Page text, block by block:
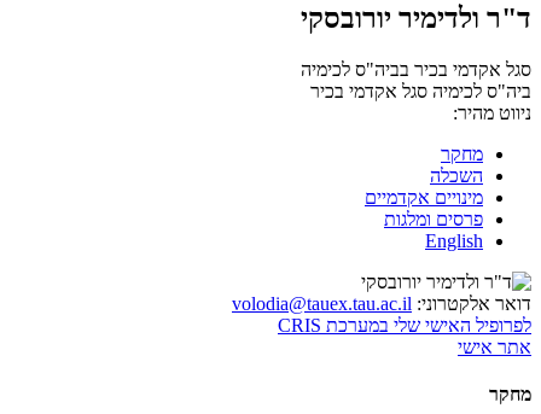
ד"ר ולדימיר יורובסקי
סגל אקדמי בכיר בביה"ס לכימיה
ביה"ס לכימיה סגל אקדמי בכיר
ניווט מהיר:
מחקר
השכלה
מינויים אקדמיים
פרסים ומלגות
English
דואר אלקטרוני: volodia@tauex.tau.ac.il
לפרופיל האישי שלי במערכת CRIS
אתר אישי
מחקר